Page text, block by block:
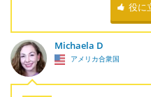
役に
Michaela D
アメリカ合衆国